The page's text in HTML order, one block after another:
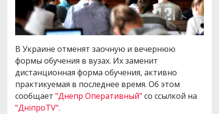
В Украине отменят заочную и вечернюю
формы обучения в вузах. Их заменит
дистанционная форма обучения, активно
практикуемая в последнее время. Об этом
сообщает "Днепр Оперативный" со ссылкой на
"ДніпроTV".